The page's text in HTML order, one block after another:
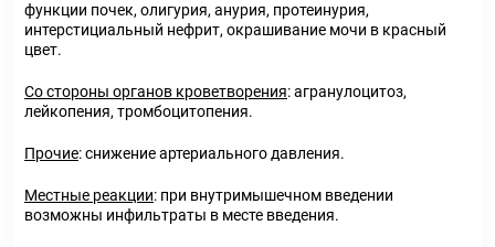
функции почек, олигурия, анурия, протеинурия,
интерстициальный нефрит, окрашивание мочи в красный
цвет.
Со стороны органов кроветворения: агранулоцитоз,
лейкопения, тромбоцитопения.
Прочие: снижение артериального давления.
Местные реакции: при внутримышечном введении
возможны инфильтраты в месте введения.